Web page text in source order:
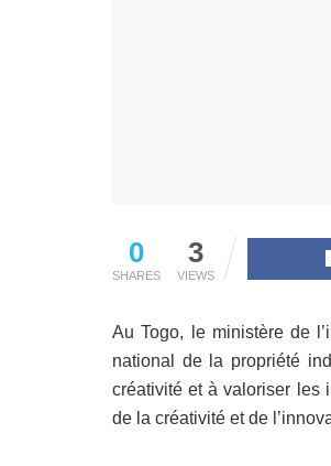
0
SHARES
3
VIEWS
Au Togo, le ministère de
national de la propriété
créativité et à valoriser les
de la créativité et de